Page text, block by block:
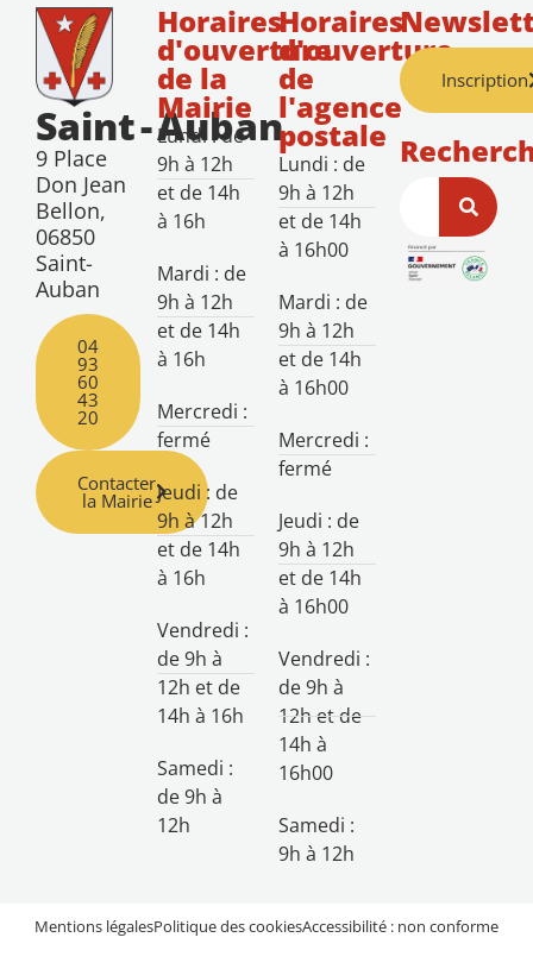
Saint-Auban
9 Place
Don Jean
Bellon,
06850
Saint-
Auban
04
93
60
43
20
Contacter
la Mairie
Horaires
d'ouverture
de la
Mairie
Lundi : de
9h à 12h
et de 14h
à 16h
Mardi : de
9h à 12h
et de 14h
à 16h
Mercredi :
fermé
Jeudi : de
9h à 12h
et de 14h
à 16h
Vendredi :
de 9h à
12h et de
14h à 16h
Samedi :
de 9h à
12h
Horaires
d'ouverture
de
l'agence
postale
Lundi : de
9h à 12h
et de 14h
à 16h00
Mardi : de
9h à 12h
et de 14h
à 16h00
Mercredi :
fermé
Jeudi : de
9h à 12h
et de 14h
à 16h00
Vendredi :
de 9h à
12h et de
14h à
16h00
Samedi :
9h à 12h
Inscription
Mentions légalesPolitique des cookiesAccessibilité : non conforme